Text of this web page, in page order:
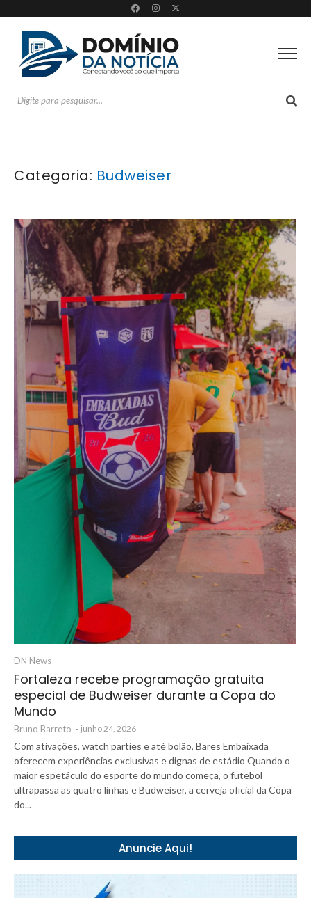
Categoria: Budweiser
DN News
Fortaleza recebe programação gratuita
especial de Budweiser durante a Copa do
Mundo
Bruno Barreto - junho 24, 2026
Com ativações, watch parties e até bolão, Bares Embaixada
oferecem experiências exclusivas e dignas de estádio Quando o
maior espetáculo do esporte do mundo começa, o futebol
ultrapassa as quatro linhas e Budweiser, a cerveja oficial da Copa
do...
Anuncie Aqui!